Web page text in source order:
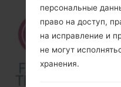
персональные
право на доступ,
на исправление и
не могут
хранения.